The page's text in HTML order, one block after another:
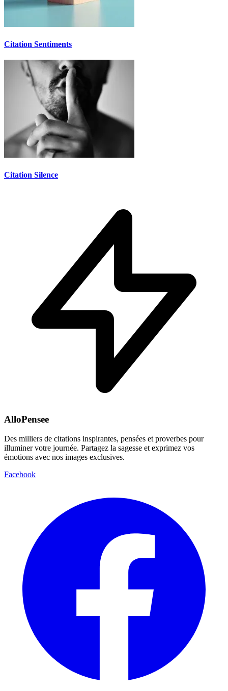
Citation Sentiments
Citation Silence
AlloPensee
Des milliers de citations inspirantes, pensées et proverbes pour
illuminer votre journée. Partagez la sagesse et exprimez vos
émotions avec nos images exclusives.
Facebook